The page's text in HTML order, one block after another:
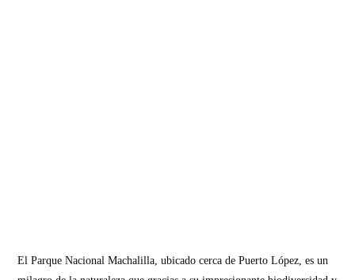
El Parque Nacional Machalilla, ubicado cerca de Puerto López, es un